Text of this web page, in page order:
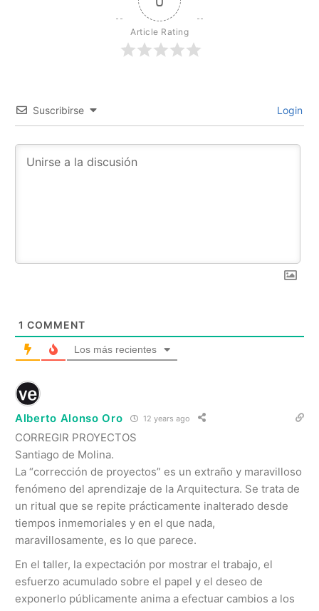
Article Rating
Suscribirse Login
1 COMMENT
Los más recientes
Alberto Alonso Oro 12 years ago
CORREGIR PROYECTOS
Santiago de Molina.
La “corrección de proyectos” es un extraño y maravilloso
fenómeno del aprendizaje de la Arquitectura. Se trata de
un ritual que se repite prácticamente inalterado desde
tiempos inmemoriales y en el que nada,
maravillosamente, es lo que parece.
En el taller, la expectación por mostrar el trabajo, el
esfuerzo acumulado sobre el papel y el deseo de
exponerlo públicamente anima a efectuar cambios a los